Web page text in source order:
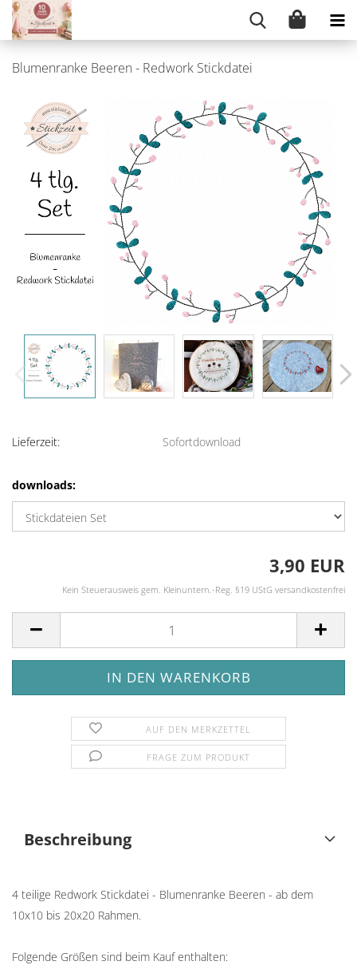
Blumenranke Beeren - Redwork Stickdatei
Lieferzeit: Sofortdownload
downloads:
3,90 EUR
Kein Steuerausweis gem. Kleinuntern.-Reg. §19 UStG versandkostenfrei
AUF DEN MERKZETTEL
FRAGE ZUM PRODUKT
Beschreibung
4 teilige Redwork Stickdatei - Blumenranke Beeren - ab dem
10x10 bis 20x20 Rahmen.
Folgende Größen sind beim Kauf enthalten: